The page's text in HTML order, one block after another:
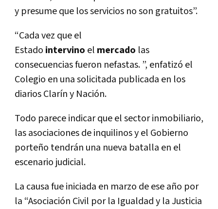
y presume que los servicios no son gratuitos”.
“Cada vez que el
Estado intervino el mercado las
consecuencias fueron nefastas. ”, enfatizó el
Colegio en una solicitada publicada en los
diarios Clarín y Nación.
Todo parece indicar que el sector inmobiliario,
las asociaciones de inquilinos y el Gobierno
porteño tendrán una nueva batalla en el
escenario judicial.
La causa fue iniciada en marzo de ese año por
la “Asociación Civil por la Igualdad y la Justicia